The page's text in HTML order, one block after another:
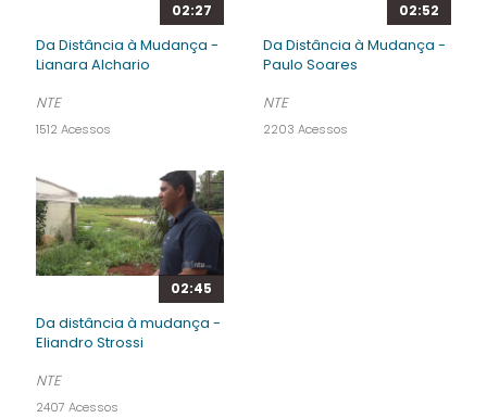
02:27
Da Distância à Mudança -
Lianara Alchario
NTE
1512 Acessos
02:52
Da Distância à Mudança -
Paulo Soares
NTE
2203 Acessos
02:45
Da distância à mudança -
Eliandro Strossi
NTE
2407 Acessos